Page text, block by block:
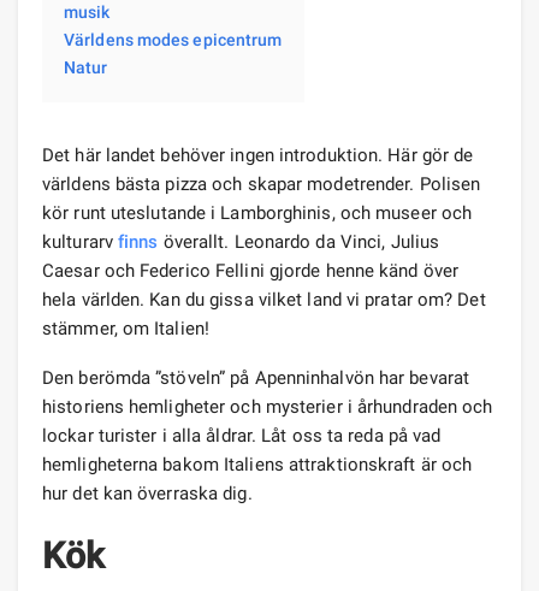
musik
Världens modes epicentrum
Natur
Det här landet behöver ingen introduktion. Här gör de
världens bästa pizza och skapar modetrender. Polisen
kör runt uteslutande i Lamborghinis, och museer och
kulturarv finns överallt. Leonardo da Vinci, Julius
Caesar och Federico Fellini gjorde henne känd över
hela världen. Kan du gissa vilket land vi pratar om? Det
stämmer, om Italien!
Den berömda ”stöveln” på Apenninhalvön har bevarat
historiens hemligheter och mysterier i århundraden och
lockar turister i alla åldrar. Låt oss ta reda på vad
hemligheterna bakom Italiens attraktionskraft är och
hur det kan överraska dig.
Kök